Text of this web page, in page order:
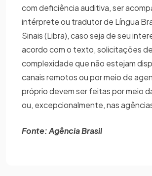
com deficiência auditiva, ser
intérprete ou tradutor de Língua
Sinais (Libra), caso seja de seu
acordo com o texto, solicitações
complexidade que não estejam
canais remotos ou por meio de
próprio devem ser feitas por meio
ou, excepcionalmente, nas
Fonte: Agência Brasil